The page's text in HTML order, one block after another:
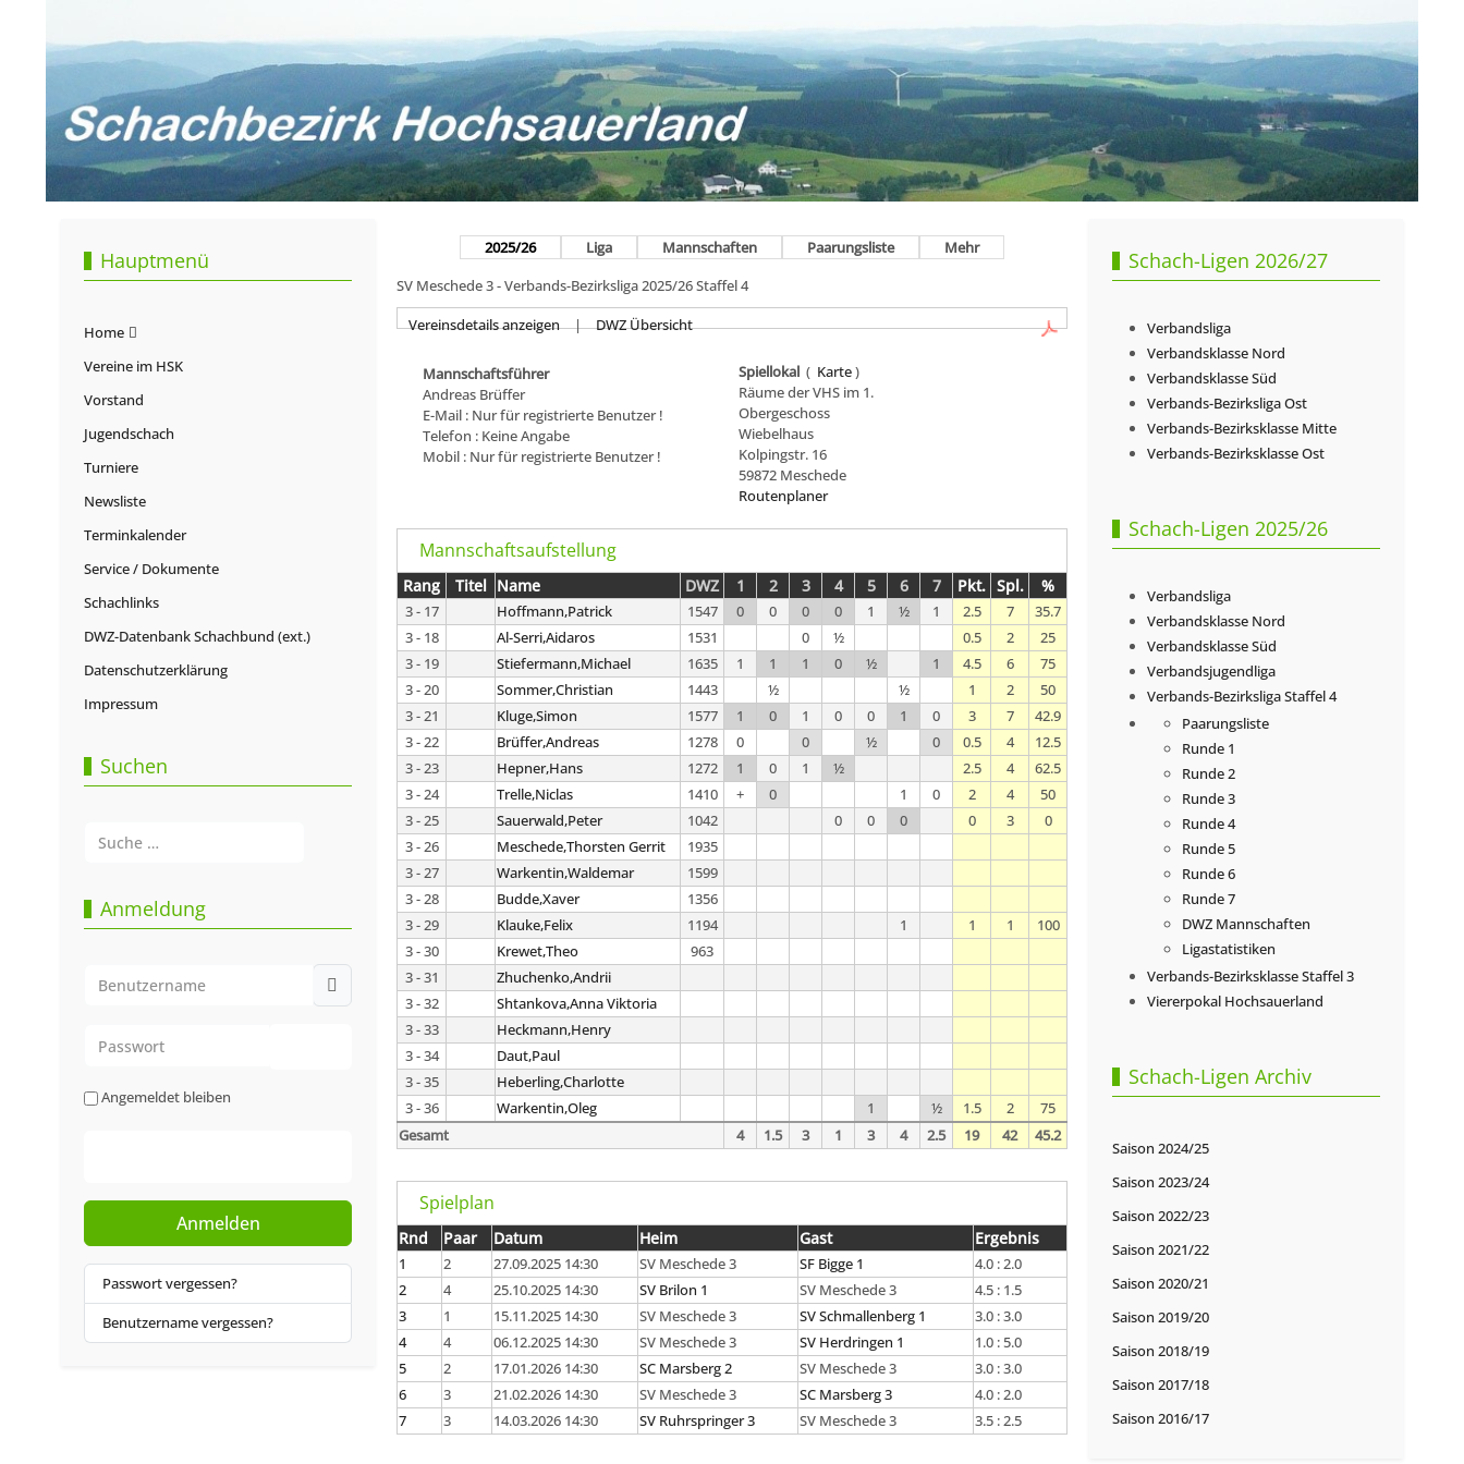
Hauptmenü
Home
Vereine im HSK
Vorstand
Jugendschach
Turniere
Newsliste
Terminkalender
Service / Dokumente
Schachlinks
DWZ-Datenbank Schachbund (ext.)
Datenschutzerklärung
Impressum
Suchen
Anmeldung
Passwort anzeigen
Angemeldet bleiben
Anmelden
Passwort vergessen?
Benutzername vergessen?
2025/26 Liga Mannschaften Paarungsliste
Mehr
SV Meschede 3 - Verbands-Bezirksliga 2025/26 Staffel 4
Vereinsdetails anzeigen | DWZ Übersicht
Mannschaftsführer
Andreas Brüffer
E-Mail : Nur für registrierte Benutzer !
Telefon : Keine Angabe
Mobil : Nur für registrierte Benutzer !
Spiellokal( Karte)
Räume der VHS im 1.
Obergeschoss
Wiebelhaus
Kolpingstr. 16
59872 Meschede
Routenplaner
Mannschaftsaufstellung
Rang Titel Name DWZ 1 2 3 4 5 6 7 Pkt. Spl. %
3 - 17 Hoffmann,Patrick 1547 0 0 0 0 1 ½ 1 2.5 7
35.7
3 - 18
Al-Serri,Aidaros 1531 0 ½ 0.5 2
25
3 - 19
Stiefermann,Michael 1635 1 1 1 0 ½ 1 4.5 6
75
3 - 20
Sommer,Christian 1443 ½ ½ 1 2
50
3 - 21
Kluge,Simon 1577 1 0 1 0 0 1 0 3 7
42.9
3 - 22
Brüffer,Andreas 1278 0 0 ½ 0 0.5 4
12.5
3 - 23
Hepner,Hans 1272 1 0 1 ½ 2.5 4
62.5
3 - 24
Trelle,Niclas 1410 + 0 1 0 2 4
50
3 - 25
Sauerwald,Peter 1042 0 0 0 0 3
0
3 - 26
Meschede,Thorsten Gerrit
1935
3 - 27
Warkentin,Waldemar
1599
3 - 28
Budde,Xaver
1356
3 - 29
Klauke,Felix 1194 1 1 1
100
3 - 30
Krewet,Theo
963
3 - 31
Zhuchenko,Andrii
3 - 32
Shtankova,Anna Viktoria
3 - 33
Heckmann,Henry
3 - 34
Daut,Paul
3 - 35
Heberling,Charlotte
3 - 36
Warkentin,Oleg 1 ½ 1.5 2
75
Gesamt
4 1.5 3 1 3 4 2.5 19 42 45.2
Spielplan
Rnd Paar Datum Heim Gast Ergebnis
1 2 27.09.2025 14:30 SV Meschede 3 SF Bigge 1
4.0 : 2.0
2
4 25.10.2025 14:30 SV Brilon 1 SV Meschede 3
4.5 : 1.5
3
1 15.11.2025 14:30 SV Meschede 3 SV Schmallenberg 1
3.0 : 3.0
4
4 06.12.2025 14:30 SV Meschede 3 SV Herdringen 1
1.0 : 5.0
5
2 17.01.2026 14:30 SC Marsberg 2 SV Meschede 3
3.0 : 3.0
6
3 21.02.2026 14:30 SV Meschede 3 SC Marsberg 3
4.0 : 2.0
7
3 14.03.2026 14:30 SV Ruhrspringer 3 SV Meschede 3 3.5 : 2.5
Schach-Ligen 2026/27
Verbandsliga
Verbandsklasse Nord
Verbandsklasse Süd
Verbands-Bezirksliga Ost
Verbands-Bezirksklasse Mitte
Verbands-Bezirksklasse Ost
Schach-Ligen 2025/26
Verbandsliga
Verbandsklasse Nord
Verbandsklasse Süd
Verbandsjugendliga
Verbands-Bezirksliga Staffel 4
Paarungsliste
Runde 1
Runde 2
Runde 3
Runde 4
Runde 5
Runde 6
Runde 7
DWZ Mannschaften
Ligastatistiken
Verbands-Bezirksklasse Staffel 3
Viererpokal Hochsauerland
Schach-Ligen Archiv
Saison 2024/25
Saison 2023/24
Saison 2022/23
Saison 2021/22
Saison 2020/21
Saison 2019/20
Saison 2018/19
Saison 2017/18
Saison 2016/17